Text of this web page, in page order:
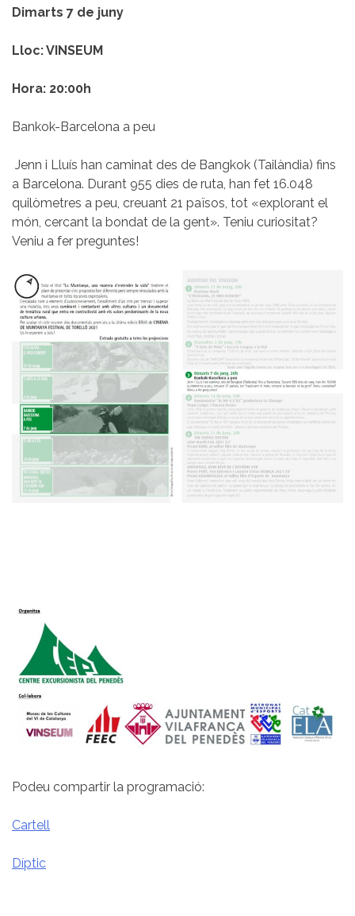
Dimarts 7 de juny
Lloc: VINSEUM
Hora: 20:00h
Bankok-Barcelona a peu
Jenn i Lluís han caminat des de Bangkok (Tailàndia) fins
a Barcelona. Durant 955 dies de ruta, han fet 16.048
quilòmetres a peu, creuant 21 països, tot «explorant el
món, cercant la bondat de la gent». Teniu curiositat?
Veniu a fer preguntes!
Podeu compartir la programació:
Cartell
Díptic